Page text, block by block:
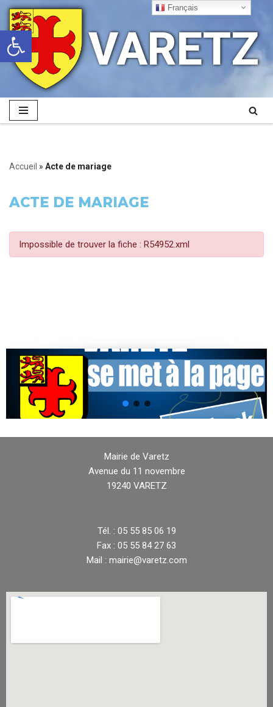
Ouvrir la barre d’outils
Aller
au
contenu
VARETZ
Accueil » Acte de mariage
ACTE DE MARIAGE
Impossible de trouver la fiche : R54952.xml
Mairie de Varetz
Avenue du 11 novembre
19240 VARETZ
Tél. : 05 55 85 06 19
Fax : 05 55 84 27 63
Mail : mairie@varetz.com
Français